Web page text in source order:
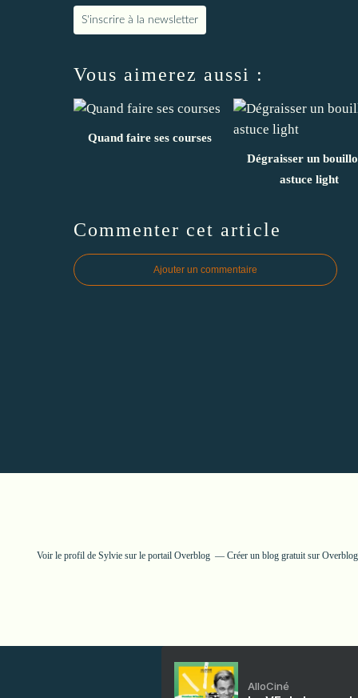
S'inscrire à la newsletter
Vous aimerez aussi :
Quand faire ses courses
Dégraisser un
astuce light
Commenter cet article
Ajouter un commentaire
Voir le profil de Sylviesur le portail Overblog Créer un blog gratuit sur Overblog
AlloCiné